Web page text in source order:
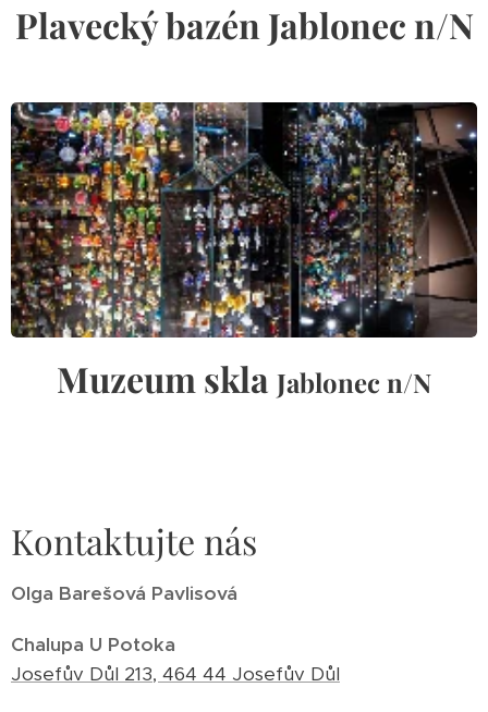
Plavecký bazén Jablonec n/N
Muzeum skla Jablonec n/N
Kontaktujte nás
Olga Barešová Pavlisová
Chalupa U Potoka
Josefův Důl 213, 464 44 Josefův Důl